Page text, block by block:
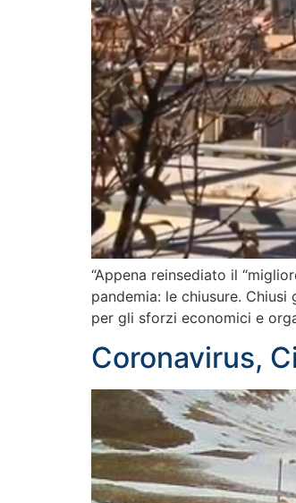
“Appena reinsediato il
pandemia: le chiusure.
per gli sforzi economici e
Coronavirus,